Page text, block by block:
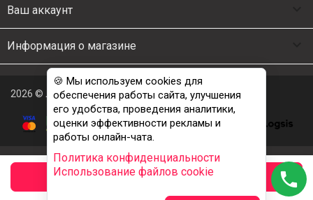
Ваш аккаунт
Информация о магазине
2026 © Люкс Постель
🍪 Мы используем cookies для
обеспечения работы сайта, улучшения
его удобства, проведения аналитики,
оценки эффективности рекламы и
работы онлайн-чата.
Политика конфиденциальности
Использование файлов cookie
phone
заказать